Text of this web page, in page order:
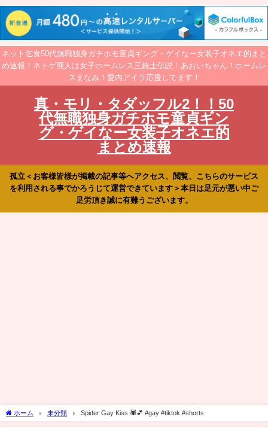
ネット乞食50代無職独身ガチホモ童貞ギング・ゲイなー女装子オネエ的まと
め速報！ネトゲ廃人は女子ホームレス三銃士伝説！あおいちゃん！ホームレ
スまなみ！愛内アイラ応援してます！
真・モリ・タダッフル2！！50
代無職独身ガチホモ童貞ギン
グ・ゲイなー女装子オネエ的
まとめ速報
孤立＜お客様皆様が掲載の記事等へアクセス、閲覧、こちらのサービス
を利用される事でかろうじて運営できています＞本日は足元が悪い中ご
足労頂き誠に有難うございます。
ホーム 未分類 Spider Gay Kiss 🕷️💕 #gay #tiktok #shorts